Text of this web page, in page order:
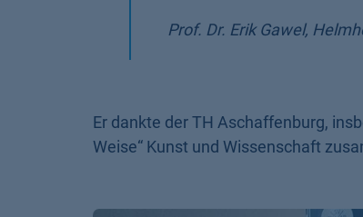
Prof. Dr. Erik Gawel,
Er dankte der TH Aschaffenburg,
Weise“ Kunst und Wissenschaft